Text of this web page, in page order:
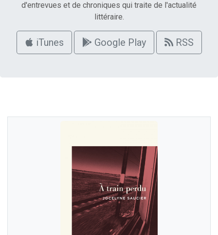
d'entrevues et de chroniques qui traite de l'actualité
littéraire.
iTunes Google Play RSS